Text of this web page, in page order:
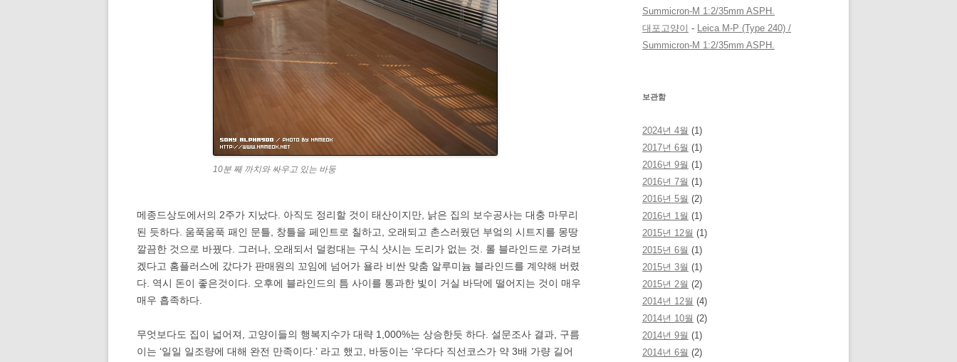
10분 째 까치와 싸우고 있는 바둥
메종드상도에서의 2주가 지났다. 아직도 정리할 것이 태산이지만, 낡은 집의 보수공사는 대충 마무리
된 듯하다. 움푹움푹 패인 문틀, 창틀을 페인트로 칠하고, 오래되고 촌스러웠던 부엌의 시트지를 몽땅
깔끔한 것으로 바꿨다. 그러나, 오래되서 덜컹대는 구식 샷시는 도리가 없는 것. 롤 블라인드로 가려보
겠다고 홈플러스에 갔다가 판매원의 꼬임에 넘어가 욜라 비싼 맞춤 알루미늄 블라인드를 계약해 버렸
다. 역시 돈이 좋은것이다. 오후에 블라인드의 틈 사이를 통과한 빛이 거실 바닥에 떨어지는 것이 매우
매우 흡족하다.
무엇보다도 집이 넓어져, 고양이들의 행복지수가 대략 1,000%는 상승한듯 하다. 설문조사 결과, 구름
이는 ‘일일 일조량에 대해 완전 만족이다.’ 라고 했고, 바둥이는 ‘우다다 직선코스가 약 3배 가량 길어
Summicron-M 1:2/35mm ASPH.
대포고양이 - Leica M-P (Type 240) /
Summicron-M 1:2/35mm ASPH.
보관함
2024년 4월 (1)
2017년 6월 (1)
2016년 9월 (1)
2016년 7월 (1)
2016년 5월 (2)
2016년 1월 (1)
2015년 12월 (1)
2015년 6월 (1)
2015년 3월 (1)
2015년 2월 (2)
2014년 12월 (4)
2014년 10월 (2)
2014년 9월 (1)
2014년 6월 (2)